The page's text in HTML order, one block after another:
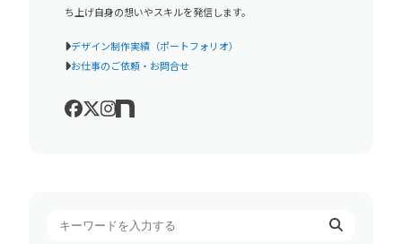
ち上げ自身の想いやスキルを発信します。
デザイン制作実績（ポートフォリオ）
お仕事のご依頼・お問合せ